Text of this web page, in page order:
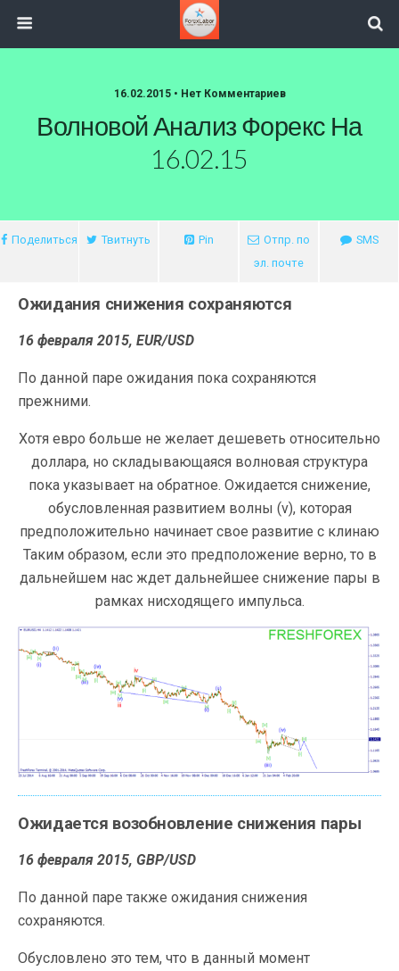
16.02.2015 • Нет Комментариев
Волновой Анализ Форекс На
16.02.15
Поделиться Твитнуть Pin
Отпр. по
эл. почте
SMS
Ожидания снижения сохраняются
16 февраля 2015, EUR/USD
По данной паре ожидания пока сохраняются
прежними.
Хотя евро больше не желает дешеветь относительно
доллара, но складывающаяся волновая структура
пока указывает на обратное. Ожидается снижение,
обусловленная развитием волны (v), которая
предположительно начинает свое развитие с клинаю
Таким образом, если это предположение верно, то в
дальнейшем нас ждет дальнейшее снижение пары в
рамках нисходящего импульса.
Ожидается возобновление снижения пары
16 февраля 2015, GBP/USD
По данной паре также ожидания снижения
сохраняются.
Обусловлено это тем, что в данный момент